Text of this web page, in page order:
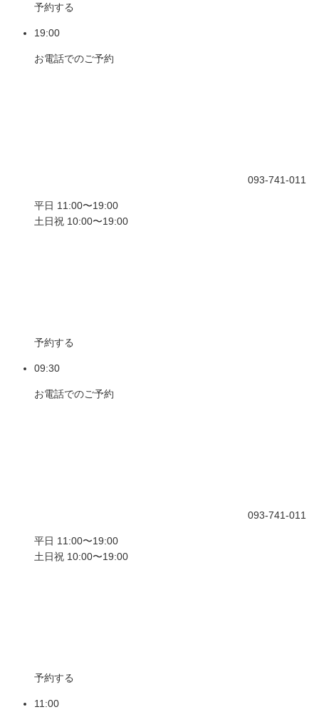
予約する
19:00
お電話でのご予約
093-741-011
平日 11:00〜19:00
土日祝 10:00〜19:00
予約する
09:30
お電話でのご予約
093-741-011
平日 11:00〜19:00
土日祝 10:00〜19:00
予約する
11:00